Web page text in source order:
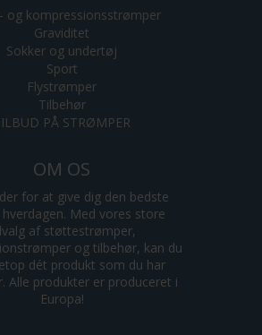
og kompressionsstrømper
Graviditet
Sokker og undertøj
Sport
Flystrømper
Tilbehør
PÅ STRØMPER
OM OS
for at give dig den bedste
Med vores store
af støttestrømper,
og tilbehør, kan du
dét produkt som du har
Alle produkter er produceret i
Europa!